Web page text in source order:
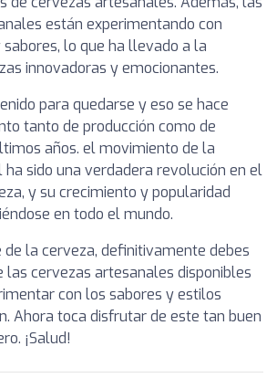
están experimentando con
lo que ha llevado a la
innovadoras y emocionantes.
para quedarse y eso se hace
tanto de producción como de
años. el movimiento de la
sido una verdadera revolución en el
y su crecimiento y popularidad
en todo el mundo.
de la cerveza, definitivamente debes
las cervezas artesanales disponibles
con los sabores y estilos
Ahora toca disfrutar de este tan buen
¡Salud!